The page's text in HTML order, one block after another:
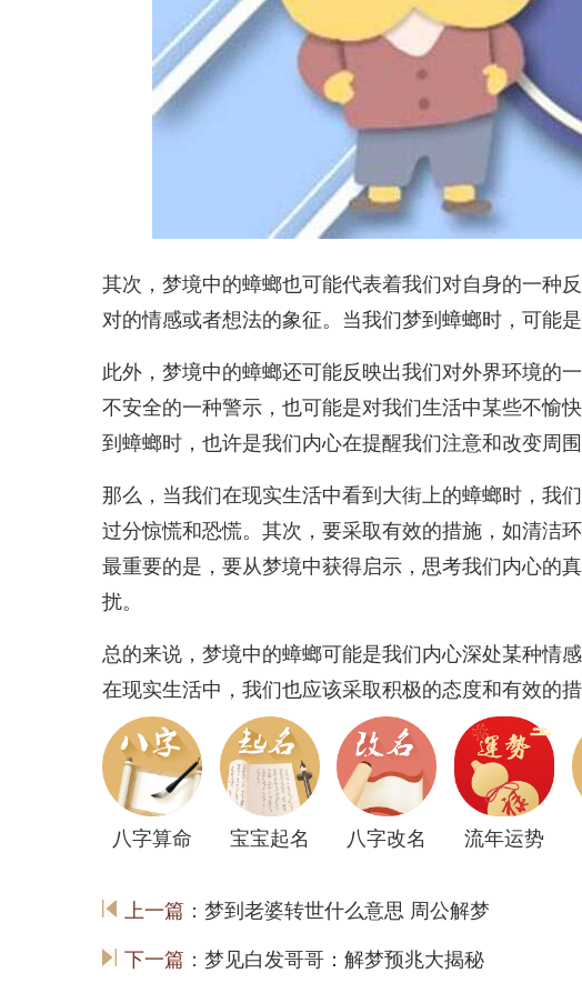
其次，梦境中的蟑螂也可能代表着我们对自身的一种
对的情感或者想法的象征。当我们梦到蟑螂时，可能
此外，梦境中的蟑螂还可能反映出我们对外界环境的
不安全的一种警示，也可能是对我们生活中某些不愉
到蟑螂时，也许是我们内心在提醒我们注意和改变周围
那么，当我们在现实生活中看到大街上的蟑螂时，我
过分惊慌和恐慌。其次，要采取有效的措施，如清洁
最重要的是，要从梦境中获得启示，思考我们内心的
扰。
总的来说，梦境中的蟑螂可能是我们内心深处某种情
在现实生活中，我们也应该采取积极的态度和有效的
八字算命 宝宝起名 八字改名 流年运势
上一篇： 梦到老婆转世什么意思 周公解梦
下一篇： 梦见白发哥哥：解梦预兆大揭秘